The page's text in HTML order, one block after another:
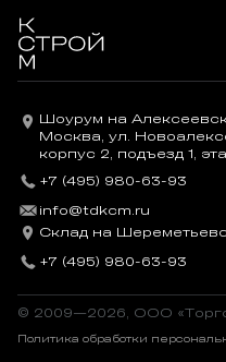
Шоурум на
Москва, ул.
корпус 2, подъезд 1,
+7 (495) 980-63-93
info@tdkcm.ru
Склад на
+7 (495) 980-63-93
© 2009—2026, OOO
Политика обработки